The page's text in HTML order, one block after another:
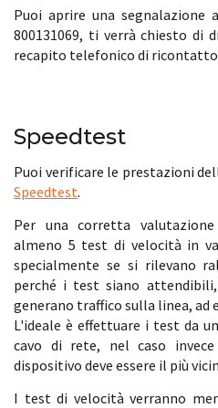
Puoi aprire una segnalazione
800131069, ti verrà chiesto di
recapito telefonico di
Speedtest
Puoi verificare le prestazioni
Speedtest.
Per una corretta
almeno 5 test di velocità in
specialmente se si rilevano
perché i test siano
generano traffico sulla linea, ad
L'ideale è effettuare i test da
cavo di rete, nel caso
dispositivo deve essere il più
I test di velocità verranno